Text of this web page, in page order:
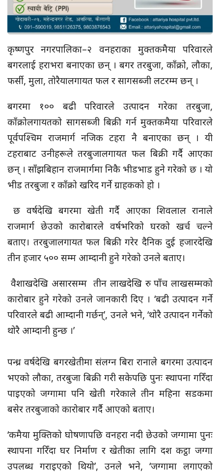
कृष्णपुर नगरपालिका–२ वनहराका मुक्तकमैया परिवारले
बगरलाई हराभरा बनाएका छन् । बगर तरबुजा, काँक्रो, लौका,
फर्सी, मुला, तोरैयालगायत फल र सागसब्जी लटरम्म छन् ।
बगरमा १०० बढी परिवारले उत्पादन गरेका तरबुजा,
काँक्रोलगायतको सागसब्जी बिक्री गर्न मुक्तकमैया परिवारले
पूर्वपश्चिम राजमार्ग नजिक टहरा नै बनाएका छन् । यी
टहराबाट उनीहरूले तरबुजालगायत फल बिक्री गर्दै आएका
छन् । साँझबिहान राजमार्गमा निकै भीडभाड हुने गरेको छ । यो
भीड तरबुजा र काँक्रो खरिद गर्ने ग्राहकको हो ।
छ वर्षदेखि बगरमा खेती गर्दै आएका शिवलाल रानाले
राजमार्ग छेउको कारोबारले वर्षभरिको घरको खर्च चल्ने
बताए। तरबुजालगायत फल बिक्री गरेर दैनिक दुई हजारदेखि
तीन हजार ५०० सम्म आम्दानी हुने गरेको उनले बताए।
वैशाखदेखि असारसम्म तीन लाखदेखि रु पाँच लाखसम्मको
कारोबार हुने गरेको उनले जानकारी दिए । ‘बढी उत्पादन गर्ने
परिवारले बढी आम्दानी गर्छन्’, उनले भने, ‘थोरै उत्पादन गर्नेको
थोरै आम्दानी हुन्छ ।’
पन्ध्र वर्षदेखि बगरखेतीमा संलग्न बिरा रानाले बगरमा उत्पादन
भएको लौका, तरबुजा बिक्री गरी सकेपछि पुनः स्थापना गरिँदा
पाइएको जग्गामा पनि खेती गरेकाले तीन महिना सडकमा
बसेर तरबुजाको कारोबार गर्दै आएको बताए।
‘कमैया मुक्तिको घोषणापछि वनहरा नदी छेउको जग्गामा पुनः
स्थापना गरिँदा घर निर्माण र खेतीका लागि दश कट्ठा जग्गा
उपलब्ध गराइएको थियो’, उनले भने, ‘जग्गामा लगाएको